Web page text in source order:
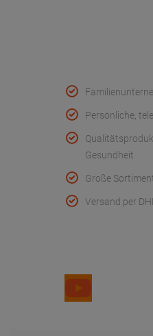
Persönliche,
Gesundheit
Große
Versand per